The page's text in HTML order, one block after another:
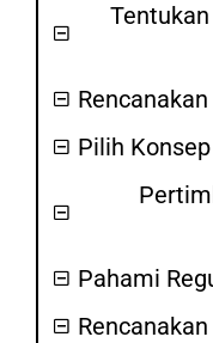
Pilih
Pahami